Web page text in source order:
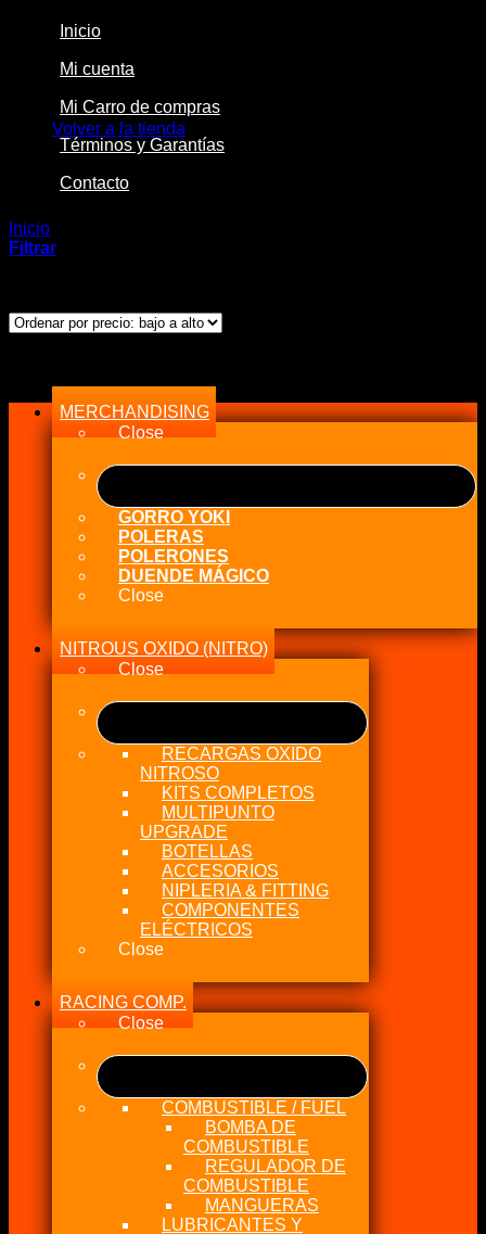
Volver a la tienda
Inicio
Mi cuenta
Mi Carro de compras
Términos y Garantías
Contacto
Inicio
Filtrar
MERCHANDISING
Close
GORRO YOKI
POLERAS
POLERONES
DUENDE MÁGICO
Close
NITROUS OXIDO (NITRO)
Close
RECARGAS OXIDO
NITROSO
KITS COMPLETOS
MULTIPUNTO
UPGRADE
BOTELLAS
ACCESORIOS
NIPLERIA & FITTING
COMPONENTES
ELÉCTRICOS
Close
RACING COMP.
Close
COMBUSTIBLE / FUEL
BOMBA DE
COMBUSTIBLE
REGULADOR DE
COMBUSTIBLE
MANGUERAS
LUBRICANTES Y